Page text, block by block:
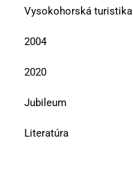
Vysokohorská turistika
2004
2020
Jubileum
Literatúra